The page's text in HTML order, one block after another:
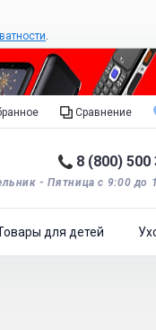
.
Сравнение
8 (800) 500
- Пятница с 9:00 до
для детей